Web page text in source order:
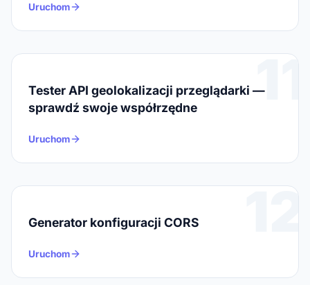
Uruchom
11
Tester API geolokalizacji przeglądarki —
sprawdź swoje współrzędne
Uruchom
12
Generator konfiguracji CORS
Uruchom